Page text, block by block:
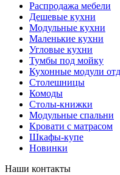
Распродажа мебели
Дешевые кухни
Модульные кухни
Маленькие кухни
Угловые кухни
Тумбы под мойку
Кухонные модули
Столешницы
Комоды
Столы-книжки
Модульные спальни
Кровати с матрасом
Шкафы-купе
Новинки
Наши контакты